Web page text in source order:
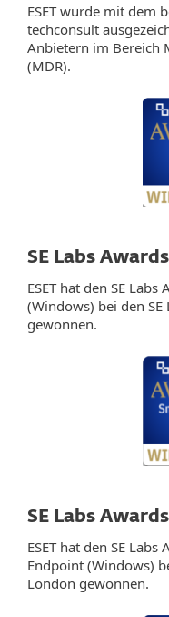
ESET wurde mit dem
techconsult
Anbietern im Bereich
(MDR).
SE Labs
ESET hat den SE
(Windows) bei den
gewonnen.
SE Labs
ESET hat den SE
Endpoint (Windows)
London gewonnen.